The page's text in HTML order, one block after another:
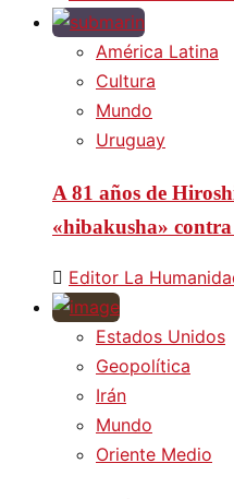
América Latina
Cultura
Mundo
Uruguay
A 81 años de
«hibakusha»
Editor La
Estados Unidos
Geopolítica
Irán
Mundo
Oriente Medio